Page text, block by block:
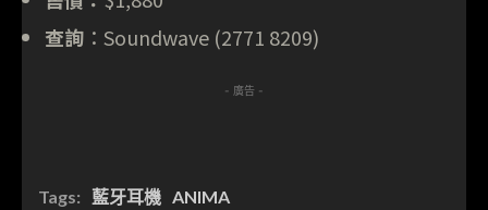
查詢 ：Soundwave (2771 8209)
- 廣告 -
Tags: 藍牙耳機 ANIMA